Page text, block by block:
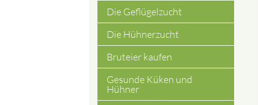
Die Geflügelzucht
Die Hühnerzucht
Bruteier kaufen
Gesunde Küken und
Hühner